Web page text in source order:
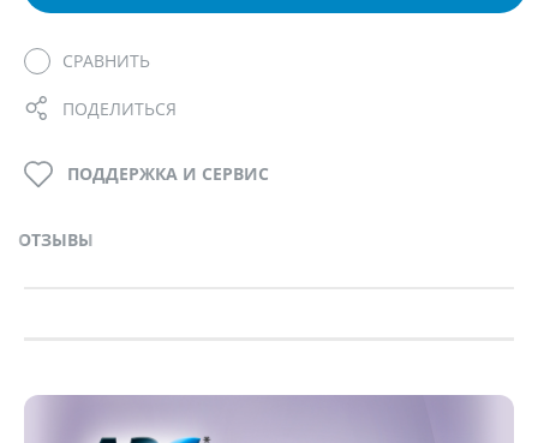
СРАВНИТЬ
ПОДЕЛИТЬСЯ
ОТЗЫВЫ
ПОДДЕРЖКА И СЕРВИС